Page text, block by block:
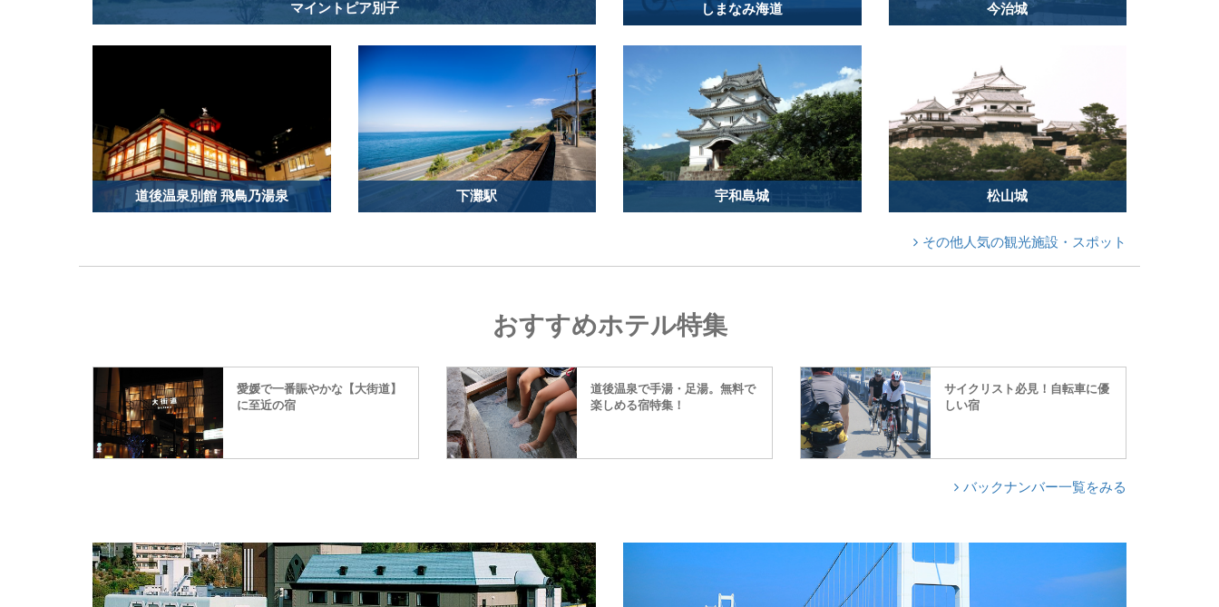
マイントピア別子 しまなみ海道 今治城
道後温泉別館 飛鳥乃湯泉 下灘駅 宇和島城 松山城
その他人気の観光施設・スポット
おすすめホテル特集
愛媛で一番賑やかな【大街道】
に至近の宿
道後温泉で手湯・足湯。無料で
楽しめる宿特集！
サイクリスト必見！自転車に優
しい宿
バックナンバー一覧をみる